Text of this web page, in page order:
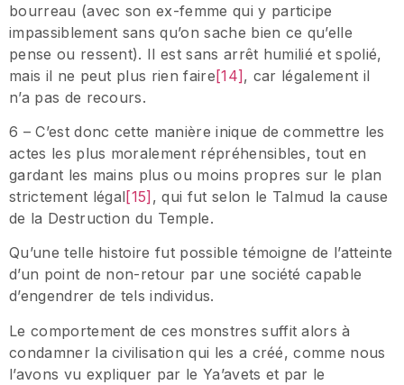
bourreau (avec son ex-femme qui y participe
impassiblement sans qu’on sache bien ce qu’elle
pense ou ressent). Il est sans arrêt humilié et spolié,
mais il ne peut plus rien faire[14], car légalement il
n’a pas de recours.
6 – C’est donc cette manière inique de commettre les
actes les plus moralement répréhensibles, tout en
gardant les mains plus ou moins propres sur le plan
strictement légal[15], qui fut selon le Talmud la cause
de la Destruction du Temple.
Qu’une telle histoire fut possible témoigne de l’atteinte
d’un point de non-retour par une société capable
d’engendrer de tels individus.
Le comportement de ces monstres suffit alors à
condamner la civilisation qui les a créé, comme nous
l’avons vu expliquer par le Ya’avets et par le